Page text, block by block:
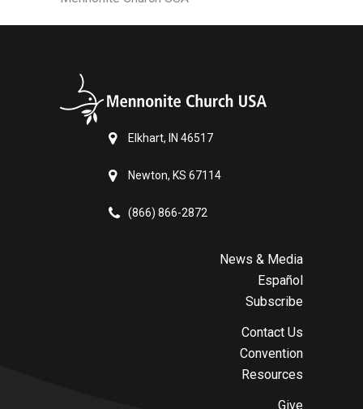
Elkhart, IN 46517
Newton, KS 67114
(866) 866-2872
News & Media
Español
Subscribe
Contact Us
Convention
Resources
Give